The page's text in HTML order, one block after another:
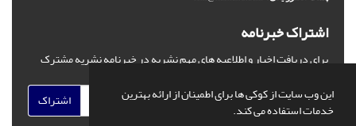
این وب سایت از کوکی ها برای اطمینان از ارائه بهترین
خدمات استفاده می کند.
اشتراک خبرنامه
برای دریافت اخبار و اطلاعیه های مهم نشریه در خبرنامه نشریه مشترک
اشتراک